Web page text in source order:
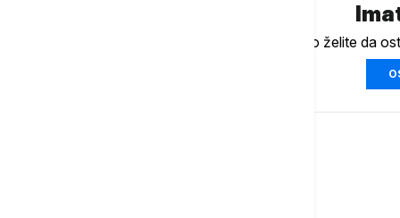
Ukoliko želite da